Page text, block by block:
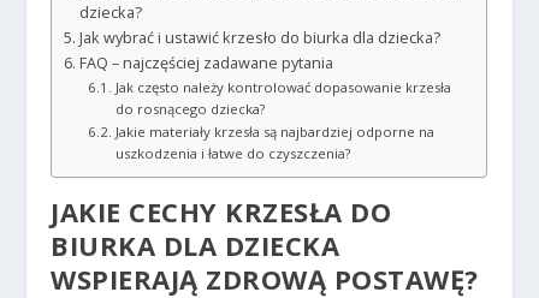
dziecka?
Jak wybrać i ustawić krzesło do biurka dla dziecka?
FAQ – najczęściej zadawane pytania
Jak często należy kontrolować dopasowanie krzesła
do rosnącego dziecka?
Jakie materiały krzesła są najbardziej odporne na
uszkodzenia i łatwe do czyszczenia?
JAKIE CECHY KRZESŁA DO
BIURKA DLA DZIECKA
WSPIERAJĄ ZDROWĄ POSTAWĘ?